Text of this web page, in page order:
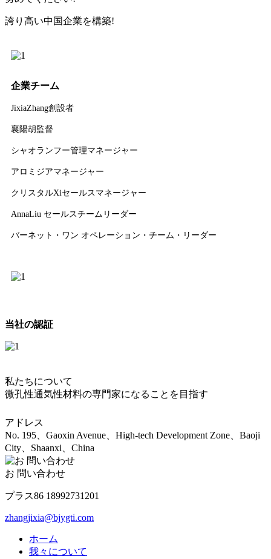
誇り高い中国企業を構築!
企業チーム
JixiaZhang創設者
襄陽胡監督
シャオランフー管理マネージャー
アロミジアマネージャー
クリスタルXiセールスマネージャー
AnnaLiu セールスチームリーダー
バーネット・ワン オペレーション・チーム・リーダー
当社の認証
私たちについて
微孔性通気性材料の専門家になることを目指す
アドレス
No. 195、Gaoxin Avenue、High-tech Development Zone、Baoji
City、Shaanxi、China
お 問い合わせ
プラス86 18992731201
zhangjixia@bjygti.com
ホーム
我々について